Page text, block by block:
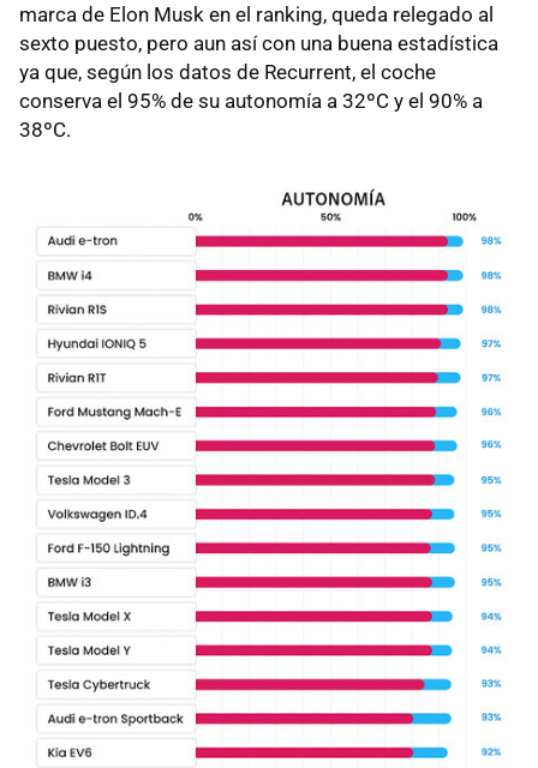
marca de Elon Musk en el ranking, queda relegado al
sexto puesto, pero aun así con una buena estadística
ya que, según los datos de Recurrent, el coche
conserva el 95% de su autonomía a 32ºC y el 90% a
38ºC.